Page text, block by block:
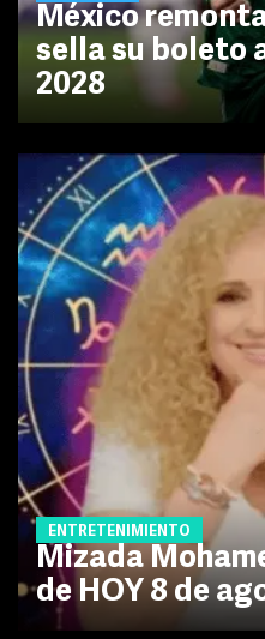
México
sella su boleto
2028
ENTRETENIMIENTO
Mizada
de HOY 8 de